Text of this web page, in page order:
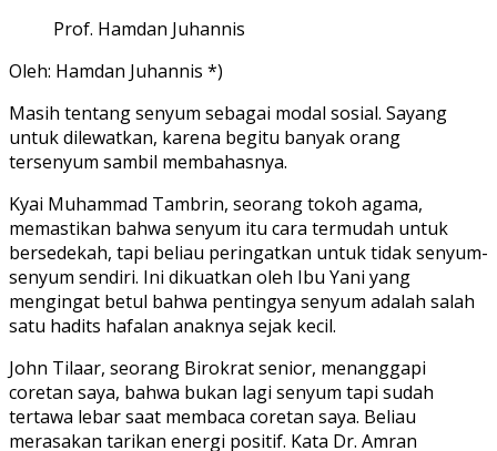
Prof. Hamdan Juhannis
Oleh: Hamdan Juhannis *)
Masih tentang senyum sebagai modal sosial. Sayang
untuk dilewatkan, karena begitu banyak orang
tersenyum sambil membahasnya.
Kyai Muhammad Tambrin, seorang tokoh agama,
memastikan bahwa senyum itu cara termudah untuk
bersedekah, tapi beliau peringatkan untuk tidak senyum-
senyum sendiri. Ini dikuatkan oleh Ibu Yani yang
mengingat betul bahwa pentingya senyum adalah salah
satu hadits hafalan anaknya sejak kecil.
John Tilaar, seorang Birokrat senior, menanggapi
coretan saya, bahwa bukan lagi senyum tapi sudah
tertawa lebar saat membaca coretan saya. Beliau
merasakan tarikan energi positif. Kata Dr. Amran